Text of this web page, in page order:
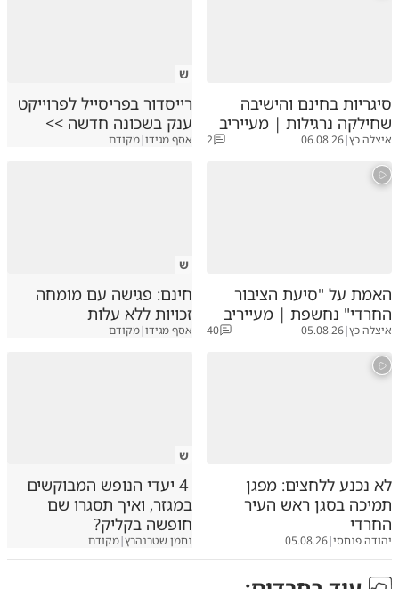
סיגריות בחינם והישיבה
שחילקה נרגילות | מעייריב
איצלה כץ|
06.08.26
2
ש
רייסדור בפריסייל לפרוייקט
ענק בשכונה חדשה >>
אסף מגידו|מקודם
האמת על "סיעת הציבור
החרדי" נחשפת | מעייריב
איצלה כץ|
05.08.26
40
ש
חינם: פגישה עם מומחה
זכויות ללא עלות
אסף מגידו|מקודם
לא נכנע ללחצים: מפגן
תמיכה בסגן ראש העיר
החרדי
יהודה פנחסי|
05.08.26
ש
4 יעדי הנופש המבוקשים
במגזר, ואיך תסגרו שם
חופשה בקליק?
נחמן שטרנהרץ|מקודם